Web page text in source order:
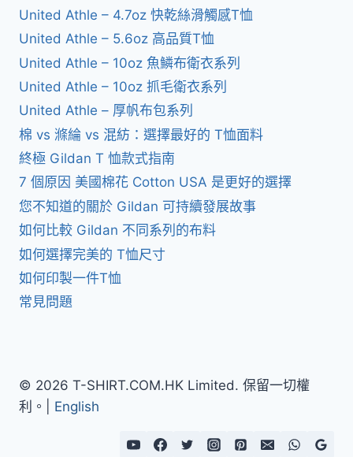
United Athle – 4.7oz 快乾絲滑觸感T恤
United Athle – 5.6oz 高品質T恤
United Athle – 10oz 魚鱗布衛衣系列
United Athle – 10oz 抓毛衛衣系列
United Athle – 厚帆布包系列
棉 vs 滌綸 vs 混紡：選擇最好的 T恤面料
終極 Gildan T 恤款式指南
7 個原因 美國棉花 Cotton USA 是更好的選擇
您不知道的關於 Gildan 可持續發展故事
如何比較 Gildan 不同系列的布料
如何選擇完美的 T恤尺寸
如何印製一件T恤
常見問題
© 2026 T-SHIRT.COM.HK Limited. 保留一切權
利。| English